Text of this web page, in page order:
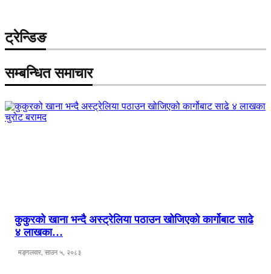
ट्रेन्डिङ
सम्बन्धित समाचार
कुकुरको खाना भन्दै अस्ट्रेलिया पठाउन खोजिएको कार्गोबाट साढे
४ लाखका…
मङ्गलवार, साउन ५, २०८३